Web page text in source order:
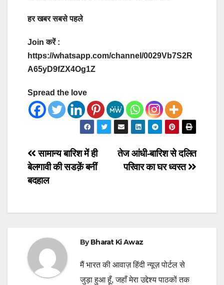
हर खबर सबसे पहले
Join करें :
https://whatsapp.com/channel/0029Vb7S2R
A65yD9fZX4Og1Z
Spread the love
Post
navigation
तेज आंधी-बारिश से दलित
परिवार का घर ध्वस्त
सामान्य बारिश में ही
बेलगावी की सडक़ें बनीं
बदहाल
ByBharat Ki Awaz
मैं भारत की आवाज़ हिंदी न्यूज़ पोर्टल से
जुड़ा हुआ हूँ, जहाँ मेरा उद्देश्य पाठकों तक